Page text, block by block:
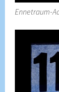
Ennetraum-